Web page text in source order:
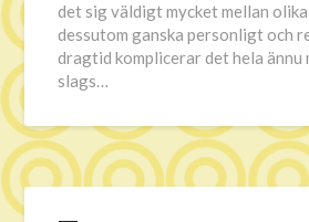
det sig väldigt mycket mellan
dessutom ganska personligt och
dragtid komplicerar det hela ännu
slags…